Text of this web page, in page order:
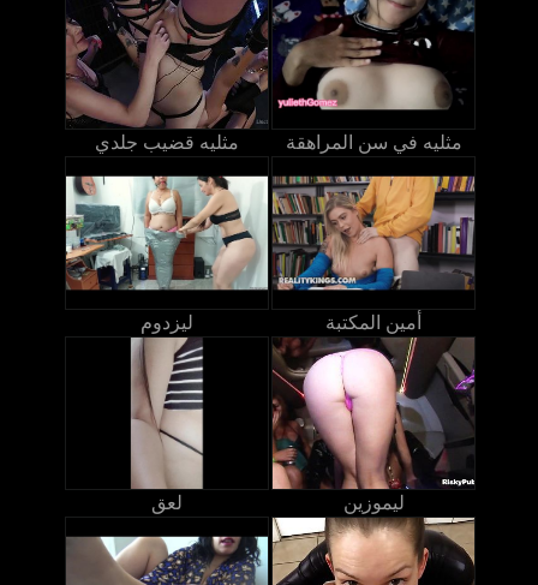
مثليه قضيب جلدي مثليه في سن المراهقة
ليزدوم أمين المكتبة
لعق ليموزين